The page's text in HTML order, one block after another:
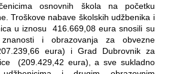
osnovnih škola na početku
Troškove nabave školskih udžbenika i
u iznosu
416.669,08 eura snosili su
znanosti i obrazovanja za obvezne
eura) i Grad Dubrovnik za
(209.429,42 eura), a sve sukladno